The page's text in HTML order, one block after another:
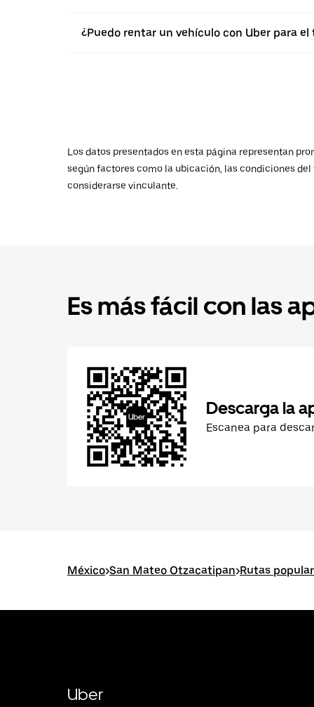
¿Puedo rentar un vehículo con Uber para
Los datos presentados en esta página representan
según factores como la ubicación, las condiciones
considerarse vinculante.
Es más fácil con las
Descarga la
Escanea para
México>San Mateo Otzacatipan>Rutas
Uber